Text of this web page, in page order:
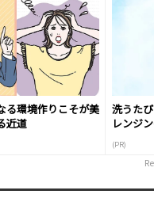
る環境作りこそが美
近道
洗うた
レンジ
(PR)